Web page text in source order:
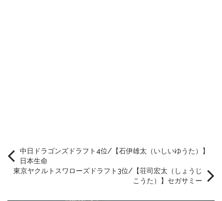
中日ドラゴンズドラフト4位/【石伊雄太（いしいゆうた）】
日本生命
東京ヤクルトスワローズドラフト3位/【荘司宏太（しょうじ
こうた）】セガサミー